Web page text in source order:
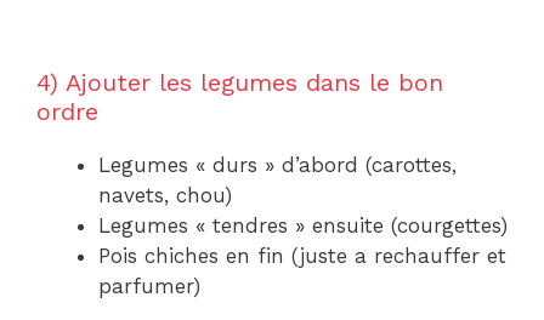
4) Ajouter les legumes dans le bon
ordre
Legumes « durs » d’abord (carottes,
navets, chou)
Legumes « tendres » ensuite (courgettes)
Pois chiches en fin (juste a rechauffer et
parfumer)